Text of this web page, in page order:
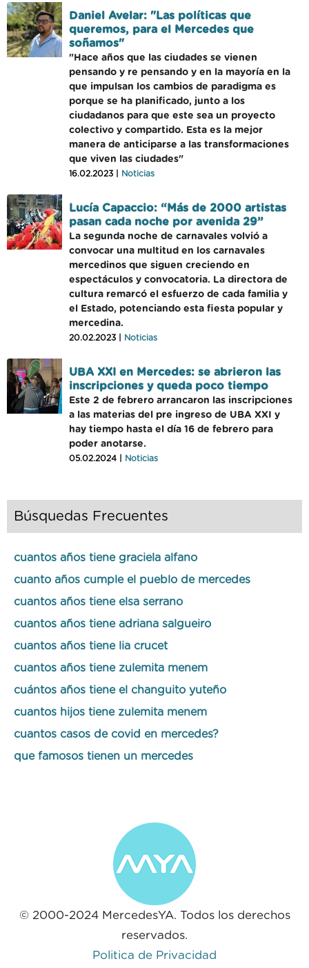
Daniel Avelar: "Las políticas que
queremos, para el Mercedes que
soñamos"
"Hace años que las ciudades se vienen
pensando y re pensando y en la mayoría en la
que impulsan los cambios de paradigma es
porque se ha planificado, junto a los
ciudadanos para que este sea un proyecto
colectivo y compartido. Esta es la mejor
manera de anticiparse a las transformaciones
que viven las ciudades"
16.02.2023 | Noticias
Lucía Capaccio: “Más de 2000 artistas
pasan cada noche por avenida 29”
La segunda noche de carnavales volvió a
convocar una multitud en los carnavales
mercedinos que siguen creciendo en
espectáculos y convocatoria. La directora de
cultura remarcó el esfuerzo de cada familia y
el Estado, potenciando esta fiesta popular y
mercedina.
20.02.2023 | Noticias
UBA XXI en Mercedes: se abrieron las
inscripciones y queda poco tiempo
Este 2 de febrero arrancaron las inscripciones
a las materias del pre ingreso de UBA XXI y
hay tiempo hasta el día 16 de febrero para
poder anotarse.
05.02.2024 | Noticias
Búsquedas Frecuentes
cuantos años tiene graciela alfano
cuanto años cumple el pueblo de mercedes
cuantos años tiene elsa serrano
cuantos años tiene adriana salgueiro
cuantos años tiene lia crucet
cuantos años tiene zulemita menem
cuántos años tiene el changuito yuteño
cuantos hijos tiene zulemita menem
cuantos casos de covid en mercedes?
que famosos tienen un mercedes
© 2000-2024 MercedesYA. Todos los derechos
reservados.
Politica de Privacidad